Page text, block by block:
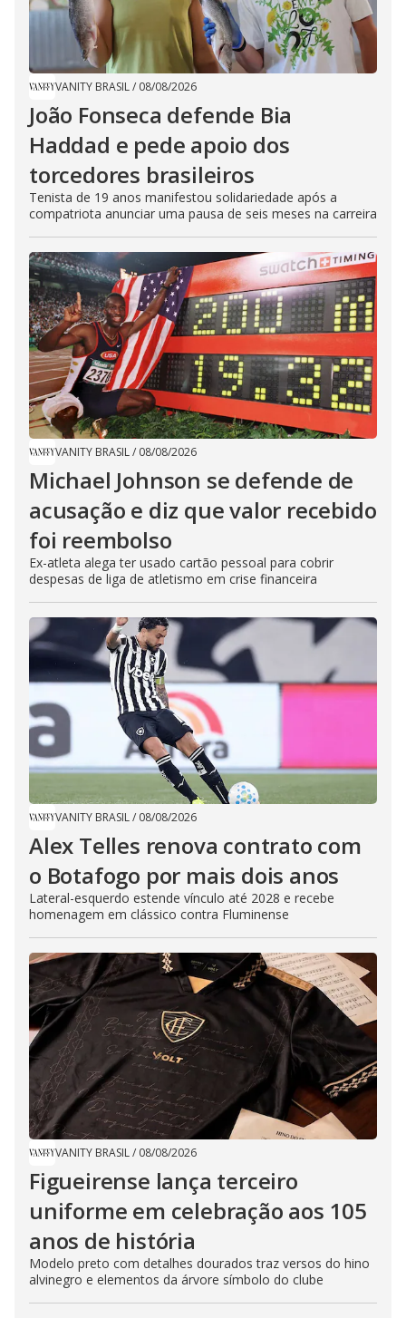
VANITY BRASIL/ 08/08/2026
João Fonseca defende Bia
Haddad e pede apoio dos
torcedores brasileiros
Tenista de 19 anos manifestou solidariedade após a
compatriota anunciar uma pausa de seis meses na carreira
VANITY BRASIL/ 08/08/2026
Michael Johnson se defende de
acusação e diz que valor recebido
foi reembolso
Ex-atleta alega ter usado cartão pessoal para cobrir
despesas de liga de atletismo em crise financeira
VANITY BRASIL/ 08/08/2026
Alex Telles renova contrato com
o Botafogo por mais dois anos
Lateral-esquerdo estende vínculo até 2028 e recebe
homenagem em clássico contra Fluminense
VANITY BRASIL/ 08/08/2026
Figueirense lança terceiro
uniforme em celebração aos 105
anos de história
Modelo preto com detalhes dourados traz versos do hino
alvinegro e elementos da árvore símbolo do clube